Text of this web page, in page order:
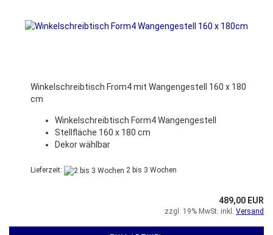
Winkelschreibtisch From4 mit Wangengestell 160 x 180
cm
Winkelschreibtisch Form4 Wangengestell
Stellfläche 160 x 180 cm
Dekor wählbar
Lieferzeit: 2 bis 3 Wochen
489,00 EUR
zzgl. 19% MwSt. inkl. Versand